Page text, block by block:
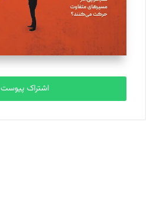
تحریریه
مصطفی مسجدی آرانی
تحریریه
بابک نقاش
تحریریه
اشتراک پیوست